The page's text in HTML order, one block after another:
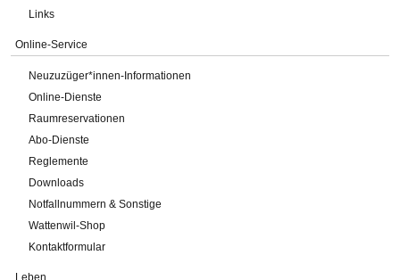
Links
Online-Service
Neuzuzüger*innen-Informationen
Online-Dienste
Raumreservationen
Abo-Dienste
Reglemente
Downloads
Notfallnummern & Sonstige
Wattenwil-Shop
Kontaktformular
Leben